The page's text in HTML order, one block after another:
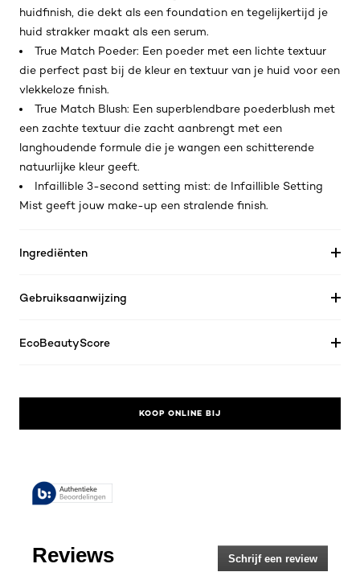
huidfinish, die dekt als een foundation en tegelijkertijd je
huid strakker maakt als een serum.
True Match Poeder: Een poeder met een lichte textuur
die perfect past bij de kleur en textuur van je huid voor een
vlekkeloze finish.
True Match Blush: Een superblendbare poederblush met
een zachte textuur die zacht aanbrengt met een
langhoudende formule die je wangen een schitterende
natuurlijke kleur geeft.
Infaillible 3-second setting mist: de Infaillible Setting
Mist geeft jouw make-up een stralende finish.
Ingrediënten
Gebruiksaanwijzing
EcoBeautyScore
KOOP ONLINE BIJ
Reviews Schrijf een review